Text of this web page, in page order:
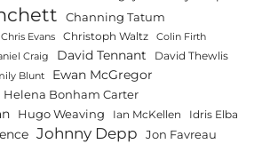
Channing Tatum
Chris Evans Christoph Waltz Colin Firth
Craig David Tennant David Thewlis
Blunt Ewan McGregor
Helena Bonham Carter
Hugo Weaving Ian McKellen Idris Elba
Johnny Depp Jon Favreau